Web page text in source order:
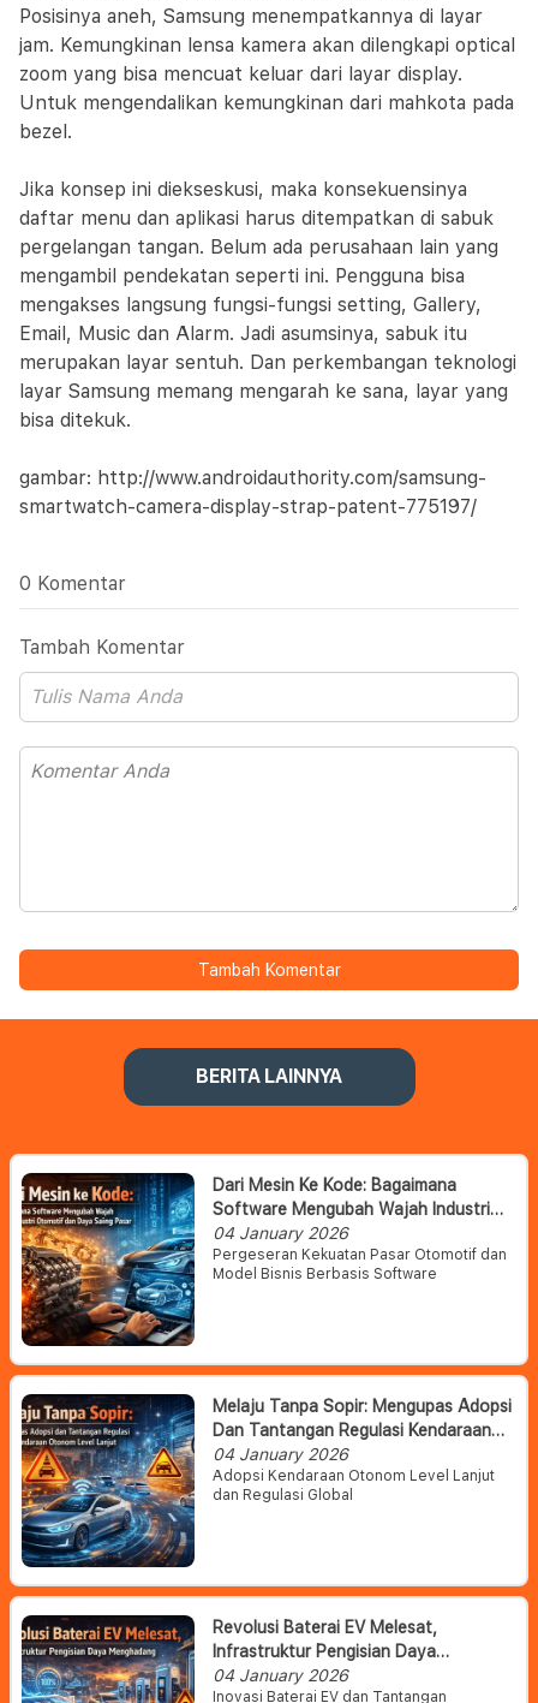
Posisinya aneh, Samsung menempatkannya di layar
jam. Kemungkinan lensa kamera akan dilengkapi optical
zoom yang bisa mencuat keluar dari layar display.
Untuk mengendalikan kemungkinan dari mahkota pada
bezel.
Jika konsep ini diekseskusi, maka konsekuensinya
daftar menu dan aplikasi harus ditempatkan di sabuk
pergelangan tangan. Belum ada perusahaan lain yang
mengambil pendekatan seperti ini. Pengguna bisa
mengakses langsung fungsi-fungsi setting, Gallery,
Email, Music dan Alarm. Jadi asumsinya, sabuk itu
merupakan layar sentuh. Dan perkembangan teknologi
layar Samsung memang mengarah ke sana, layar yang
bisa ditekuk.
gambar: http://www.androidauthority.com/samsung-
smartwatch-camera-display-strap-patent-775197/
0 Komentar
Tambah Komentar
Tambah Komentar
BERITA LAINNYA
Dari Mesin Ke Kode: Bagaimana
Software Mengubah Wajah Industri
Otomotif Dan Daya Saing Pasar
04 January 2026
Pergeseran Kekuatan Pasar Otomotif dan
Model Bisnis Berbasis Software
Melaju Tanpa Sopir: Mengupas Adopsi
Dan Tantangan Regulasi Kendaraan
Otonom Level Lanjut
04 January 2026
Adopsi Kendaraan Otonom Level Lanjut
dan Regulasi Global
Revolusi Baterai EV Melesat,
Infrastruktur Pengisian Daya
Menghadang
04 January 2026
Inovasi Baterai EV dan Tantangan